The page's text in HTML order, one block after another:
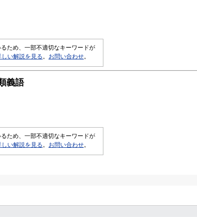
ため、一部不適切なキーワードが
しい解説を見る 。 お問い合わせ。
義語
ため、一部不適切なキーワードが
しい解説を見る。 お問い合わせ。